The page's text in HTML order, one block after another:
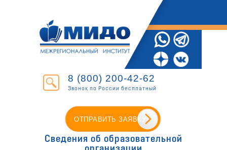
8 (800) 200-42-62
Звонок по России бесплатный
ОТПРАВИТЬ ЗАЯВКУ
Сведения об образовательной